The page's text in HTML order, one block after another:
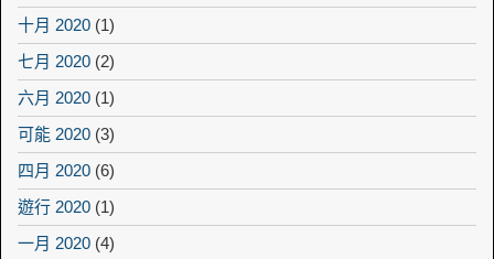
十月 2020 (1)
七月 2020 (2)
六月 2020 (1)
可能 2020 (3)
四月 2020 (6)
遊行 2020 (1)
一月 2020 (4)